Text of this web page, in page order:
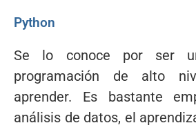
Python
Se lo conoce por ser
programación de alto
aprender. Es bastante
análisis de datos, el